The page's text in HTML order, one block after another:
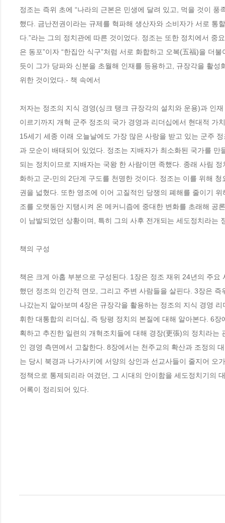
정조는 즉위 초에 “나라의 근본은 민생에 달려 있고, 먹을 것이
했다. 금난전권이라는 규제를 혁파해 생산자와 소비자가 서로 통
다.”라는 그의 정치관에 따른 것이었다. 정조는 또한 정치에서 중
은 동포”이자 “한집안 식구”처럼 서로 화합하고 오복(五福)을 더
듯이 그가 당파와 신분을 초월해 인재를 등용하고, 규장각을 활
위한 것이었다.- 책 속에서
저자는 정조의 지식 경영(싱크 탱크 규장각의 설치와 운용)과 인
이르기까지 개혁 군주 정조의 국가 경영과 리더십에서 현대적
15세기 세종 이래 오늘날에도 가장 많은 사랑을 받고 있는 군주
과 모순이 배태되어 있었다. 정조는 지배자가 최소화된 국가를
되는 정치이므로 지배자는 국왕 한 사람이면 족했다. 종래 사림
화하고 군-민의 2단계 구도를 천명한 것이다. 정조는 이를 위해
권을 넓혔다. 또한 영조에 이어 고질적인 당쟁의 폐해를 줄이기
조를 오랫동안 지탱시켜 온 메커니즘에 중대한 변화를 초래해 공
이 남발되었던 상황이며, 특히 그의 사후 전개되는 세도정치라는
책의 구성
책은 크게 아홉 부분으로 구성된다. 1장은 정조 재위 24년의 주
했던 정조의 인간적 면모, 그리고 주변 사람들을 살핀다. 3장은
나갔는지 알아보며 4장은 규장각을 활용하는 정조의 지식 경영
휘한 대통합의 리더십, 즉 탕평 정치의 본질에 대해 알아본다. 6
획하고 추진한 일련의 개혁조치들에 대해 경장(更張)의 정치라
인 경영 측면에서 고찰한다. 8장에서는 천주교의 확산과 조정의
는 당시 북경과 나가사키에 서양의 상인과 선교사들이 줄지어 오
정책으로 통제되리라 여겼던, 그 시대의 안이함을 세도정치기의
어록이 정리되어 있다.